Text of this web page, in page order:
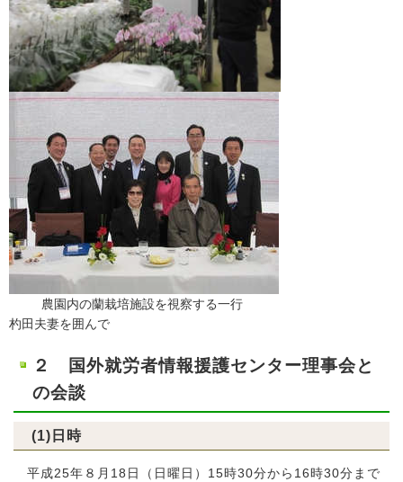
農園内の蘭栽培施設を視察する一行
杓田夫妻を囲んで
２ 国外就労者情報援護センター理事会と
の会談
(1)日時
平成25年８月18日（日曜日）15時30分から16時30分まで